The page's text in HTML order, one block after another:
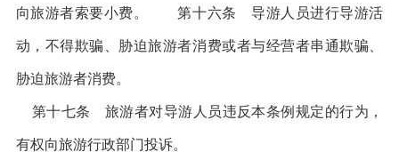
向旅游者索要小费。 第十六条 导游人员进行导游活
动，不得欺骗、胁迫旅游者消费或者与经营者串通欺骗、
胁迫旅游者消费。
第十七条 旅游者对导游人员违反本条例规定的行为，
有权向旅游行政部门投诉。